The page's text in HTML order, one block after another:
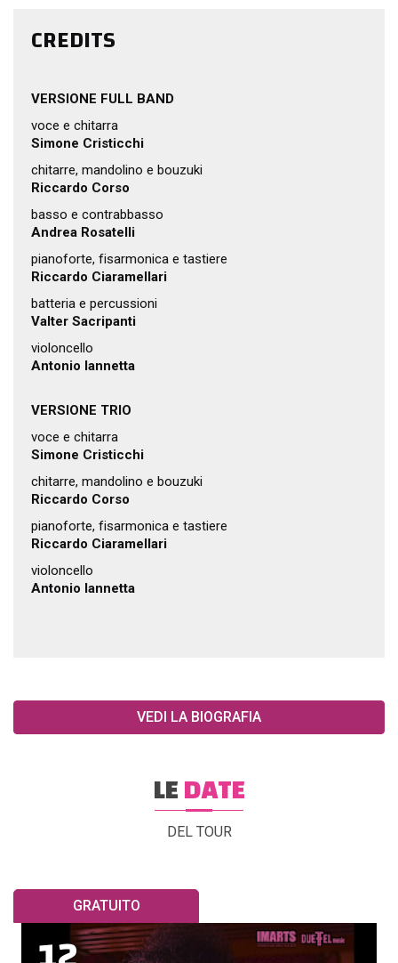
CREDITS
VERSIONE FULL BAND
voce e chitarra
Simone Cristicchi
chitarre, mandolino e bouzuki
Riccardo Corso
basso e contrabbasso
Andrea Rosatelli
pianoforte, fisarmonica e tastiere
Riccardo Ciaramellari
batteria e percussioni
Valter Sacripanti
violoncello
Antonio Iannetta
VERSIONE TRIO
voce e chitarra
Simone Cristicchi
chitarre, mandolino e bouzuki
Riccardo Corso
pianoforte, fisarmonica e tastiere
Riccardo Ciaramellari
violoncello
Antonio Iannetta
VEDI LA BIOGRAFIA
LEDATE
DEL TOUR
GRATUITO